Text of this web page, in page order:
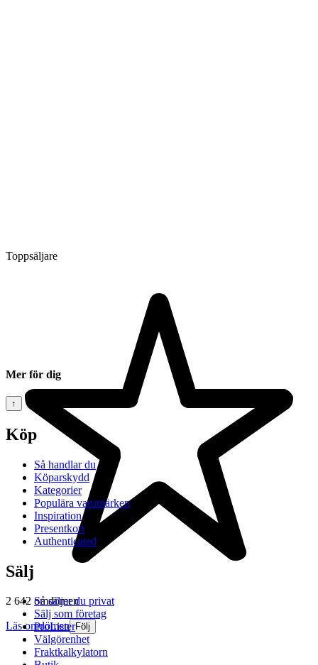
Toppsäljare
2 642 omdömen
Läs omdömen Följ
Mer för dig
↑
Köp
Så handlar du
Köparskydd
Kategorier
Populära varumärken
Inspiration
Presentkort
Authenticated
Sälj
Så säljer du privat
Sälj som företag
ProLister
Välgörenhet
Fraktkalkylatorn